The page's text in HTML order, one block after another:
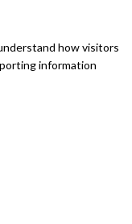
how visitors
information